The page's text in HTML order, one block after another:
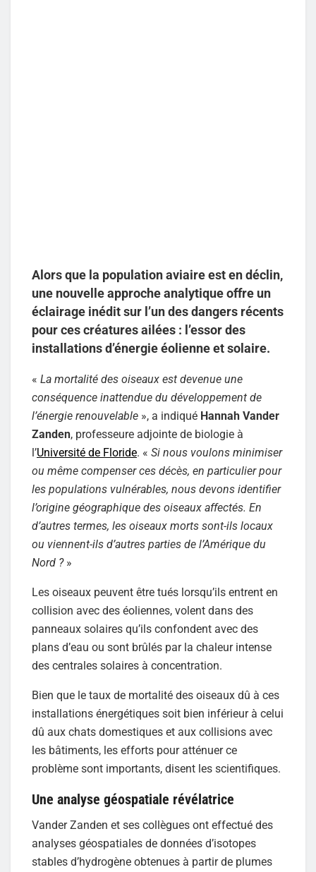
Alors que la population aviaire est en déclin,
une nouvelle approche analytique offre un
éclairage inédit sur l’un des dangers récents
pour ces créatures ailées : l’essor des
installations d’énergie éolienne et solaire.
« La mortalité des oiseaux est devenue une
conséquence inattendue du développement de
l’énergie renouvelable », a indiqué Hannah Vander
Zanden, professeure adjointe de biologie à
l’Université de Floride. « Si nous voulons minimiser
ou même compenser ces décès, en particulier pour
les populations vulnérables, nous devons identifier
l’origine géographique des oiseaux affectés. En
d’autres termes, les oiseaux morts sont-ils locaux
ou viennent-ils d’autres parties de l’Amérique du
Nord ?»
Les oiseaux peuvent être tués lorsqu’ils entrent en
collision avec des éoliennes, volent dans des
panneaux solaires qu’ils confondent avec des
plans d’eau ou sont brûlés par la chaleur intense
des centrales solaires à concentration.
Bien que le taux de mortalité des oiseaux dû à ces
installations énergétiques soit bien inférieur à celui
dû aux chats domestiques et aux collisions avec
les bâtiments, les efforts pour atténuer ce
problème sont importants, disent les scientifiques.
Une analyse géospatiale révélatrice
Vander Zanden et ses collègues ont effectué des
analyses géospatiales de données d’isotopes
stables d’hydrogène obtenues à partir de plumes